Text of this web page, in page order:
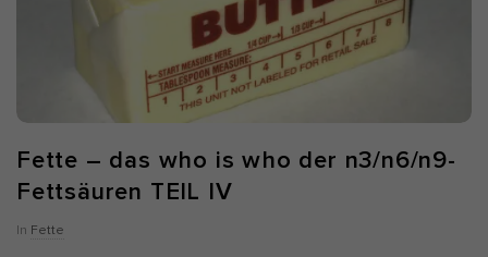
Fette – das who is who der n3/n6/n9-
Fettsäuren TEIL IV
In Fette
Alle akzeptieren Auswahl verwenden
Nur essenzielle Cookies akzeptieren
Datenschutzeinstellungen
Essenziell (7)
Essenzielle Cookies ermöglichen grundlegende Funktionen und sind
erforderlich.